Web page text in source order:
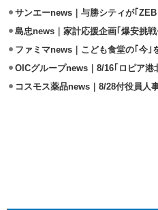
サンエーnews｜与勝シティが｢